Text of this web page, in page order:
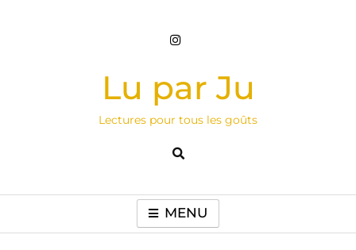
Lu par Ju
Lectures pour tous les goûts
MENU